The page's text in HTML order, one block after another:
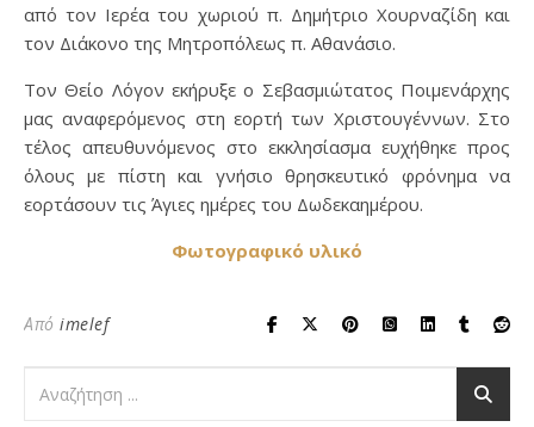
από τον Ιερέα του χωριού π. Δημήτριο Χουρναζίδη και
τον Διάκονο της Μητροπόλεως π. Αθανάσιο.
Τον Θείο Λόγον εκήρυξε ο Σεβασμιώτατος Ποιμενάρχης
μας αναφερόμενος στη εορτή των Χριστουγέννων. Στο
τέλος απευθυνόμενος στο εκκλησίασμα ευχήθηκε προς
όλους με πίστη και γνήσιο θρησκευτικό φρόνημα να
εορτάσουν τις Άγιες ημέρες του Δωδεκαημέρου.
Φωτογραφικό υλικό
Από imelef